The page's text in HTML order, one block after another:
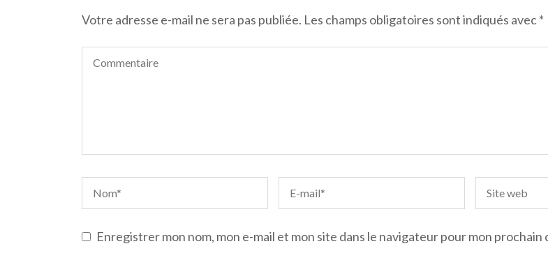
Votre adresse e-mail ne sera pas publiée. Les champs obligatoires sont indiqués avec*
Enregistrer mon nom, mon e-mail et mon site dans le navigateur pour mon prochain